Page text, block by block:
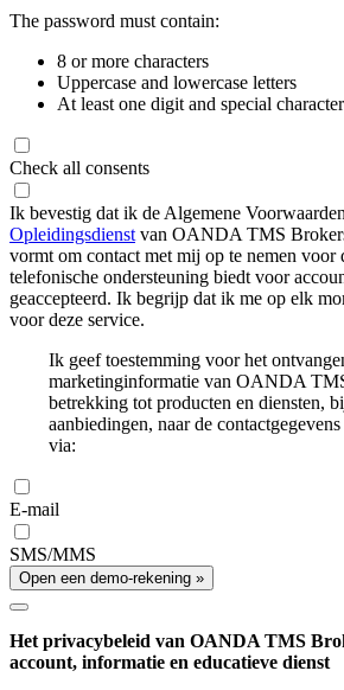
The password must contain:
8 or more characters
Uppercase and lowercase letters
At least one digit and special character
Check all consents
Ik bevestig dat ik de Algemene
Opleidingsdienst van OANDA TMS
vormt om contact met mij op te nemen voor
telefonische ondersteuning biedt voor
geaccepteerd. Ik begrijp dat ik me op elk
voor deze service.
Ik geef toestemming voor het
marketinginformatie van OANDA
betrekking tot producten en diensten,
aanbiedingen, naar de
via:
E-mail
SMS/MMS
Open een demo-rekening »
Het privacybeleid van OANDA TMS
account, informatie en educatieve dienst